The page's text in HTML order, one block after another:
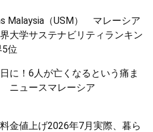
Malaysia（USM） マレーシア
大学サステナビリティランキン
位
に！6人が亡くなるという痛ま
ニュースマレーシア
金値上げ2026年7月実際、暮ら